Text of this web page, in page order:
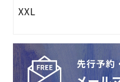
XXL